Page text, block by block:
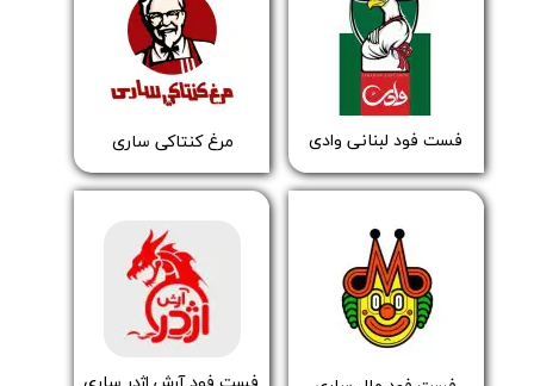
​فست فود لبنانی وادی ​مرغ کنتاکی ساری